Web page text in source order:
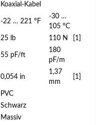
Koaxial-Kabel
-22 … 221 °F
-30 …
105 °C
25 lb 110 N
[1]
55 pF/ft
180
pF/m
0,054 in
1,37
mm
[1]
PVC
Schwarz
Massiv